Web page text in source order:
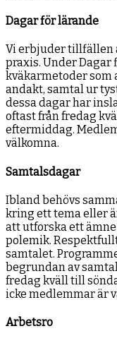
Dagar för lärande
Vi erbjuder tillfällen
praxis. Under Dagar
kväkarmetoder som
andakt, samtal ur
dessa dagar har
oftast från fredag
eftermiddag.
välkomna.
Samtalsdagar
Ibland behövs
kring ett tema eller
att utforska ett
polemik.
samtalet.
begrundan av
fredag kväll till
icke medlemmar är
Arbetsro